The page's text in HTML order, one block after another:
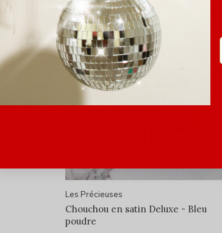
Les Précieuses
Chouchou en satin Deluxe - Bleu
poudre